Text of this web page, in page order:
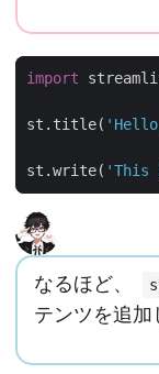
import
st . title(
st .write( 'This
なるほど、
テンツを追加